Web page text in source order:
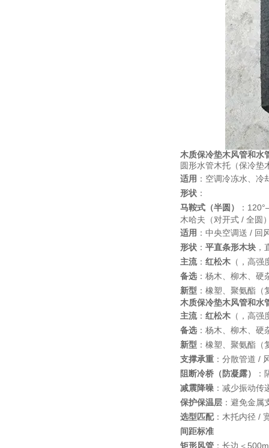
木质保冷垫木风管和水
圆形水管木托（保冷垫
适用 ：空调冷冻水、冷
形状 ：
马鞍式（半圆）
：
木哈夫（对开式 / 全圆
适用 ：中央空调送 / 回
形状 ： 平直条形木块
主流： 红松木 （，高
备选 ：杨木、柳木、硬
新型 ：橡塑、聚氨酯（
木质保冷垫木风管和水
主流： 红松木 （，高
备选 ：杨木、柳木、硬
新型 ：橡塑、聚氨酯（
支撑承重 ：分散管道 /
阻断冷桥（防凝露）
减震降噪 ：减少振动传
保护保温层 ：避免金
选型匹配：木托内径 /
间距标准
矩形风管 ：长边＜